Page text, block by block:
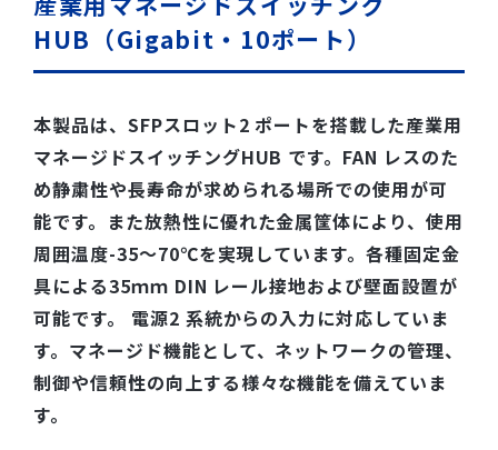
HUB（Gigabit・10ポート）
本製品は、SFPスロット2 ポートを搭載した産業用
マネージドスイッチングHUB です。FAN レスのた
め静粛性や長寿命が求められる場所での使用が可
能です。また放熱性に優れた金属筐体により、使用
周囲温度-35～70℃を実現しています。各種固定金
具による35ｍｍ DIN レール接地および壁面設置が
可能です。 電源2 系統からの入力に対応していま
す。マネージド機能として、ネットワークの管理、
制御や信頼性の向上する様々な機能を備えていま
す。